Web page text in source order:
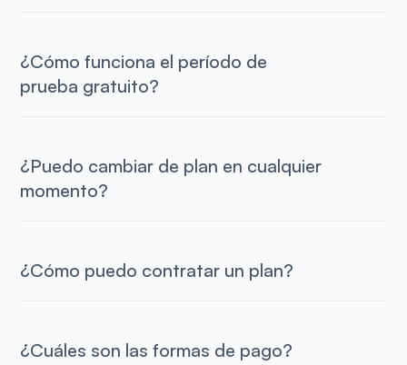
¿Cómo funciona el período de
prueba gratuito?
¿Puedo cambiar de plan en cualquier
momento?
¿Cómo puedo contratar un plan?
¿Cuáles son las formas de pago?